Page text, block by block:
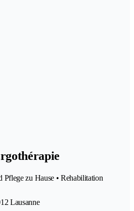
Pflege zu Hause • Rehabilitation
Lausanne